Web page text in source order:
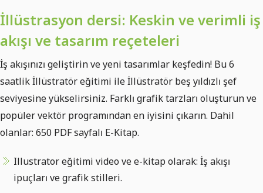
İllüstrasyon dersi: Keskin ve verimli iş
akışı ve tasarım reçeteleri
İş akışınızı geliştirin ve yeni tasarımlar keşfedin! Bu 6
saatlik İllüstratör eğitimi ile İllüstratör beş yıldızlı şef
seviyesine yükselirsiniz. Farklı grafik tarzları oluşturun ve
popüler vektör programından en iyisini çıkarın. Dahil
olanlar: 650 PDF sayfalı E-Kitap.
Illustrator eğitimi video ve e-kitap olarak: İş akışı
ipuçları ve grafik stilleri.